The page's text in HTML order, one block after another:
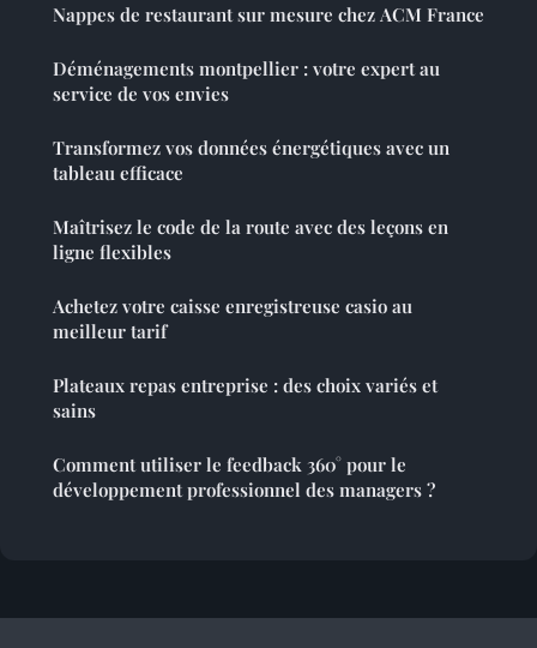
Nappes de restaurant sur mesure chez ACM France
Déménagements montpellier : votre expert au
service de vos envies
Transformez vos données énergétiques avec un
tableau efficace
Maîtrisez le code de la route avec des leçons en
ligne flexibles
Achetez votre caisse enregistreuse casio au
meilleur tarif
Plateaux repas entreprise : des choix variés et
sains
Comment utiliser le feedback 360° pour le
développement professionnel des managers ?